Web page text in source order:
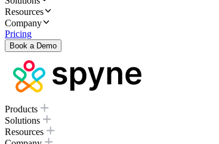
Resources
Company
Pricing
Book a Demo
Products
Solutions
Resources